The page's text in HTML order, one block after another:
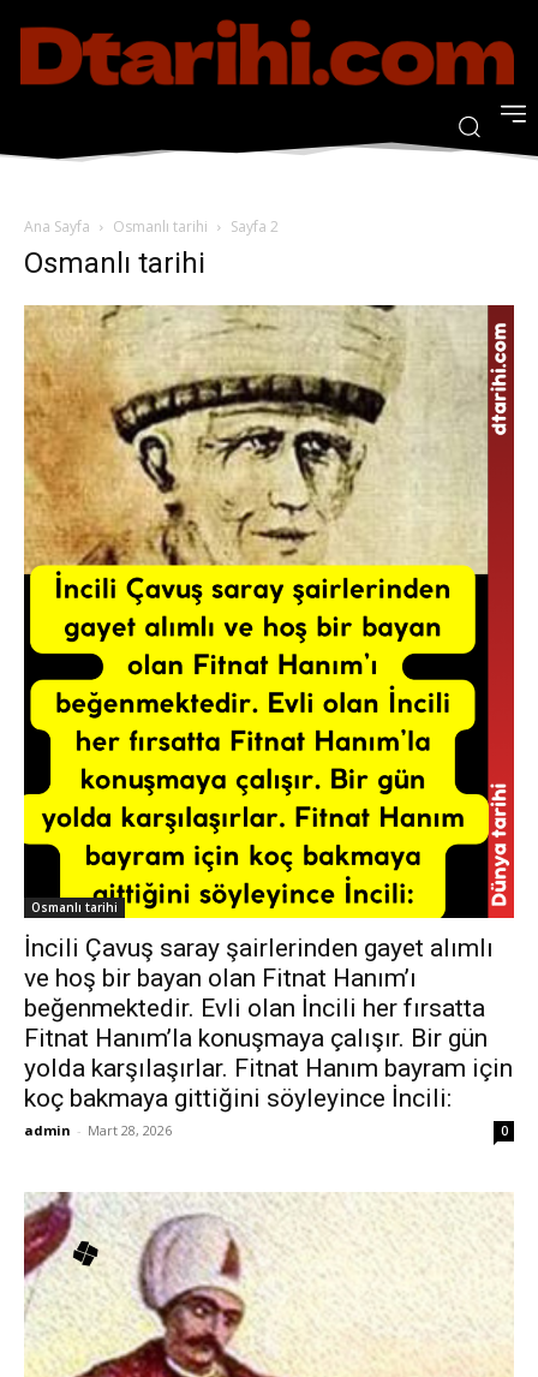
Ana Sayfa Osmanlı tarihi Sayfa 2
Osmanlı tarihi
Osmanlı tarihi
İncili Çavuş saray şairlerinden gayet alımlı
ve hoş bir bayan olan Fitnat Hanım’ı
beğenmektedir. Evli olan İncili her fırsatta
Fitnat Hanım’la konuşmaya çalışır. Bir gün
yolda karşılaşırlar. Fitnat Hanım bayram için
koç bakmaya gittiğini söyleyince İncili:
admin - Mart 28, 2026 0